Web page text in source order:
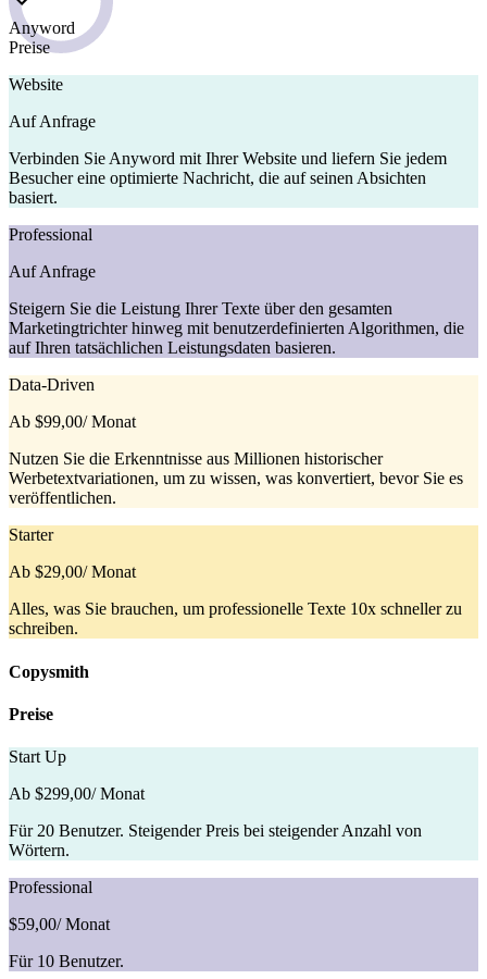
Anyword
Preise
Website
Auf Anfrage
Verbinden Sie Anyword mit Ihrer Website und liefern Sie jedem
Besucher eine optimierte Nachricht, die auf seinen Absichten
basiert.
Professional
Auf Anfrage
Steigern Sie die Leistung Ihrer Texte über den gesamten
Marketingtrichter hinweg mit benutzerdefinierten Algorithmen, die
auf Ihren tatsächlichen Leistungsdaten basieren.
Data-Driven
Ab $99,00/ Monat
Nutzen Sie die Erkenntnisse aus Millionen historischer
Werbetextvariationen, um zu wissen, was konvertiert, bevor Sie es
veröffentlichen.
Starter
Ab $29,00/ Monat
Alles, was Sie brauchen, um professionelle Texte 10x schneller zu
schreiben.
Copysmith
Preise
Start Up
Ab $299,00/ Monat
Für 20 Benutzer. Steigender Preis bei steigender Anzahl von
Wörtern.
Professional
$59,00/ Monat
Für 10 Benutzer.